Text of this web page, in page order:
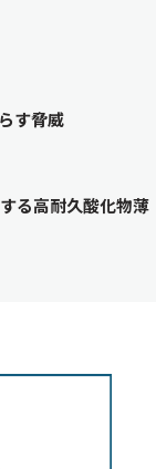
す脅威
る高耐久酸化物薄